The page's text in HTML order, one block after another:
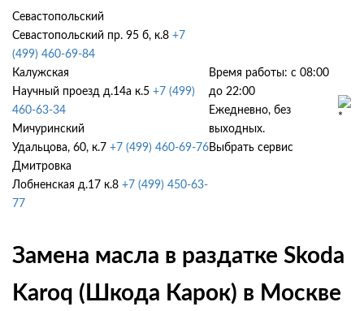
Севастопольский
Севастопольский пр. 95 б, к.8 +7
(499) 460-69-84
Калужская
Научный проезд д.14а к.5 +7 (499)
460-63-34
Мичуринский
Удальцова, 60, к.7 +7 (499) 460-69-76
Дмитровка
Лобненская д.17 к.8 +7 (499) 450-63-
77
Время работы: с 08:00
до 22:00
Ежедневно, без
выходных.
Выбрать сервис
Замена масла в раздатке Skoda
Karoq (Шкода Карок) в Москве